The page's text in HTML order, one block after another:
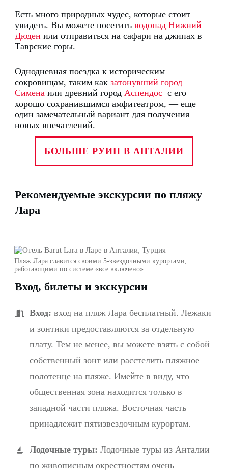
Есть много природных чудес, которые стоит
увидеть. Вы можете посетить водопад Нижний
Дюден или отправиться на сафари на джипах в
Таврские горы.
Однодневная поездка к историческим
сокровищам, таким как затонувший город
Симена или древний город Аспендос с его
хорошо сохранившимся амфитеатром, — еще
один замечательный вариант для получения
новых впечатлений.
БОЛЬШЕ РУИН В АНТАЛИИ
Рекомендуемые экскурсии по пляжу
Лара
Пляж Лара славится своими 5-звездочными курортами,
работающими по системе «все включено».
Вход, билеты и экскурсии
Вход: вход на пляж Лара бесплатный. Лежаки
и зонтики предоставляются за отдельную
плату. Тем не менее, вы можете взять с собой
собственный зонт или расстелить пляжное
полотенце на пляже. Имейте в виду, что
общественная зона находится только в
западной части пляжа. Восточная часть
принадлежит пятизвездочным курортам.
Лодочные туры: Лодочные туры из Анталии
по живописным окрестностям очень